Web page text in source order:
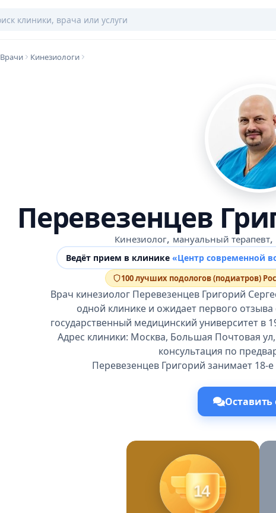
Врачи Кинезиологи
Перевезенцев
Кинезиолог, мануальный терапевт,
Ведёт прием в клинике «Центр современной
100 лучших подологов (подиатров)
Врач кинезиолог Перевезенцев Григорий
одной клинике и ожидает первого
государственный медицинский университет в
Адрес клиники: Москва, Большая Почтовая
консультация по
Перевезенцев Григорий занимает 18-
Оставить
14